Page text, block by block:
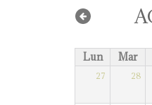
Lun Mar
27 28